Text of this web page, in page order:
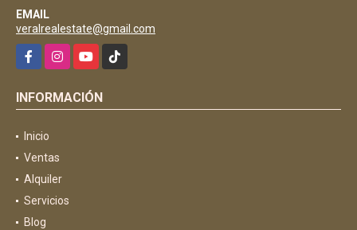
EMAIL
veralrealestate@gmail.com
FacebookInstagramYouTubeTikTok
INFORMACIÓN
Inicio
Ventas
Alquiler
Servicios
Blog